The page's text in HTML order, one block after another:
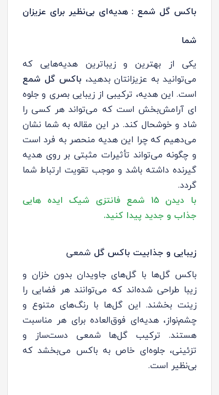
باکس گل شمع : هدیه‌ای بی‌نظیر برای عزیزان
شما
یکی از بهترین و زیباترین هدیه‌هایی که
می‌توانید به عزیزانتان بدهید، باکس گل شمع
است. این هدیه، ترکیبی از زیبایی بصری و جلوه
ای آرامش‌بخش است که می‌تواند هر کسی را
شاد و خوشحال کند. در این مقاله به شما نشان
می‌دهیم که چرا این هدیه منحصر به فرد است
و چگونه می‌تواند تأثیرات مثبتی بر روی هدیه
گیرنده داشته باشد و موجب تقویت ارتباط شما
گردد.
با دیدن 15 شمع فانتزی شیک ایده هایی
جذاب و جدید پیدا کنید.
زیبایی و جذابیت باکس گل شمعی
باکس گل‌ها با گل‌های جاویدان بدون خزان و
زیبا طراحی شده‌اند که می‌توانند هر فضایی را
زینت بخشند. این گل‌ها با رنگ‌های متنوع و
چشم‌نواز، هدیه‌ای فوق‌العاده برای هر مناسبت
هستند. ترکیب گل‌هاشمعی دست‌ساز
و
تزئینی، جلوه‌ای خاص به باکس می‌بخشد که
بی‌نظیر است.